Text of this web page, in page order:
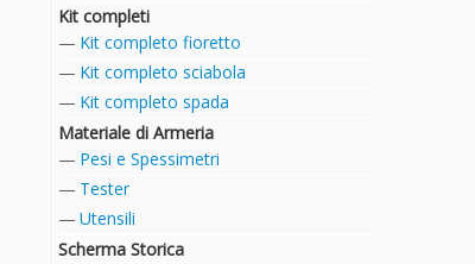
Kit completi
Kit completo fioretto
Kit completo sciabola
Kit completo spada
Materiale di Armeria
Pesi e Spessimetri
Tester
Utensili
Scherma Storica